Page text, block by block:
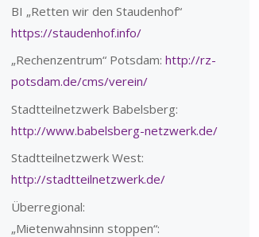
BI „Retten wir den Staudenhof“
https://staudenhof.info/
„Rechenzentrum“ Potsdam: http://rz-
potsdam.de/cms/verein/
Stadtteilnetzwerk Babelsberg:
http://www.babelsberg-netzwerk.de/
Stadtteilnetzwerk West:
http://stadtteilnetzwerk.de/
Überregional:
„Mietenwahnsinn stoppen“: